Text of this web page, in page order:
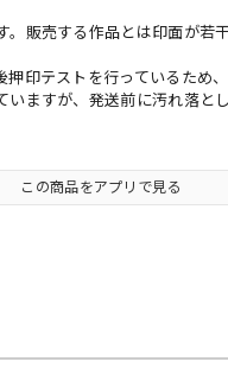
。販売する作品とは印面が若
押印テストを行っているため
いますが、発送前に汚れ落と
この商品をアプリで見る